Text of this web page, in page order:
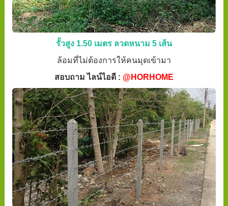
รั้วสูง 1.50 เมตร ลวดหนาม 5 เส้น
ล้อมที่ไม่ต้องการให้คนมุดเข้ามา
สอบถาม ไลน์ไอดี : @HORHOME